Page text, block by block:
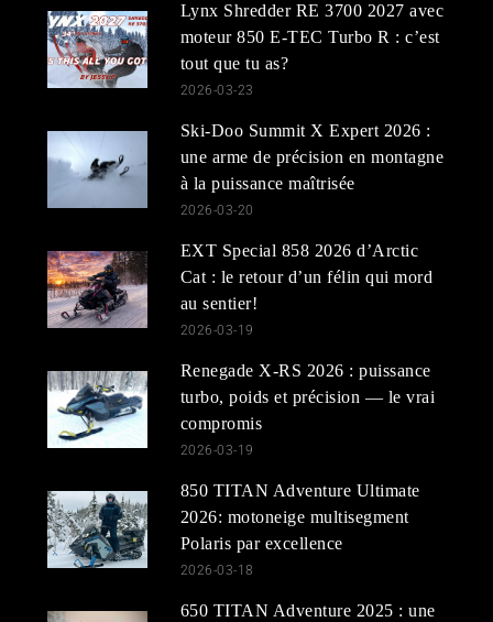
Lynx Shredder RE 3700 2027 avec
moteur 850 E-TEC Turbo R : c’est
tout que tu as?
2026-03-23
Ski-Doo Summit X Expert 2026 :
une arme de précision en montagne
à la puissance maîtrisée
2026-03-20
EXT Special 858 2026 d’Arctic
Cat : le retour d’un félin qui mord
au sentier!
2026-03-19
Renegade X-RS 2026 : puissance
turbo, poids et précision — le vrai
compromis
2026-03-19
850 TITAN Adventure Ultimate
2026: motoneige multisegment
Polaris par excellence
2026-03-18
650 TITAN Adventure 2025 : une